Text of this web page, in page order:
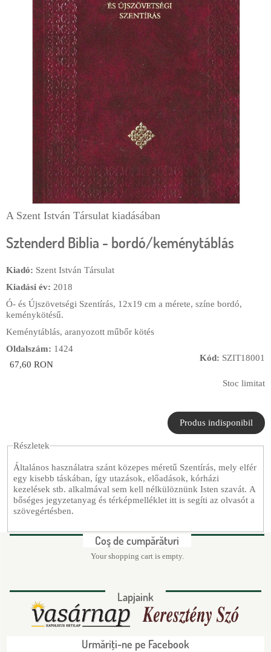
A Szent István Társulat kiadásában
Sztenderd Biblia - bordó/keménytáblás
Kiadó: Szent István Társulat
Kiadási év: 2018
Ó- és Újszövetségi Szentírás, 12x19 cm a mérete, színe bordó,
keménykötésű.
Keménytáblás, aranyozott műbőr kötés
Oldalszám: 1424
67,60 RON
Stoc limitat
Kód: SZIT18001
Részletek
Általános használatra szánt közepes méretű Szentírás, mely elfér
egy kisebb táskában, így utazások, előadások, kórházi
kezelések stb. alkalmával sem kell nélkülöznünk Isten szavát. A
bőséges jegyzetanyag és térképmelléklet itt is segíti az olvasót a
szövegértésben.
Coş de cumpărături
Your shopping cart is empty.
Lapjaink
Urmăriţi-ne pe Facebook